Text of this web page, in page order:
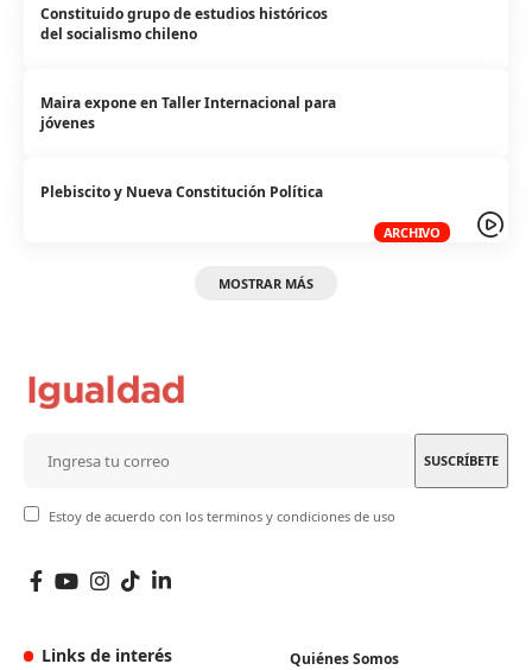
Constituido grupo de estudios históricos
del socialismo chileno
Maira expone en Taller Internacional para
jóvenes
ARCHIVO
Plebiscito y Nueva Constitución Política
MOSTRAR MÁS
Estoy de acuerdo con los terminos y condiciones de uso
Links de interés
Quiénes Somos